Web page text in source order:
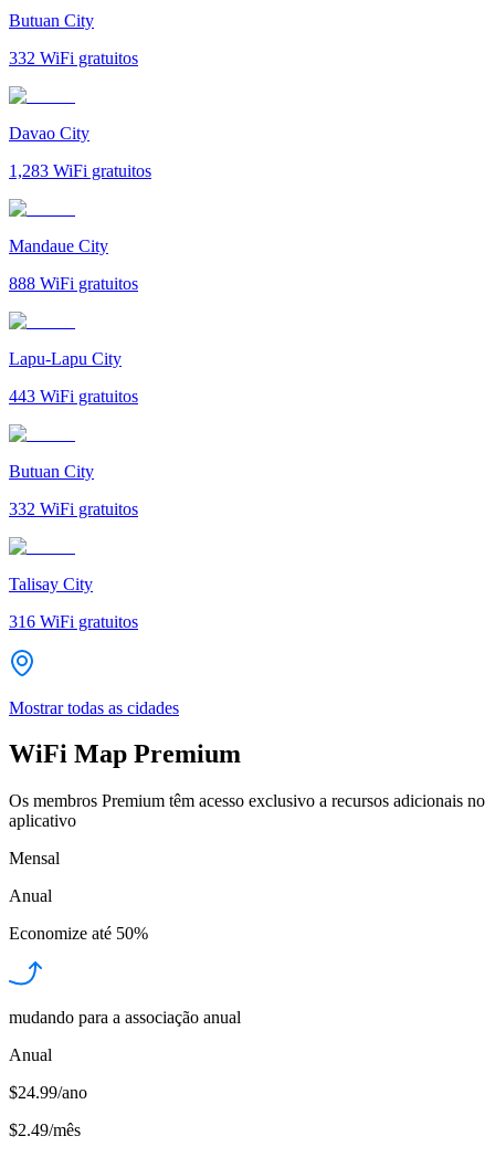
Butuan City
332 WiFi gratuitos
Davao City
1,283 WiFi gratuitos
Mandaue City
888 WiFi gratuitos
Lapu-Lapu City
443 WiFi gratuitos
Butuan City
332 WiFi gratuitos
Talisay City
316 WiFi gratuitos
Mostrar todas as cidades
WiFi Map Premium
Os membros Premium têm acesso exclusivo a recursos adicionais no
aplicativo
Mensal
Anual
Economize até 50%
mudando para a associação anual
Anual
$24.99/ano
$2.49/mês